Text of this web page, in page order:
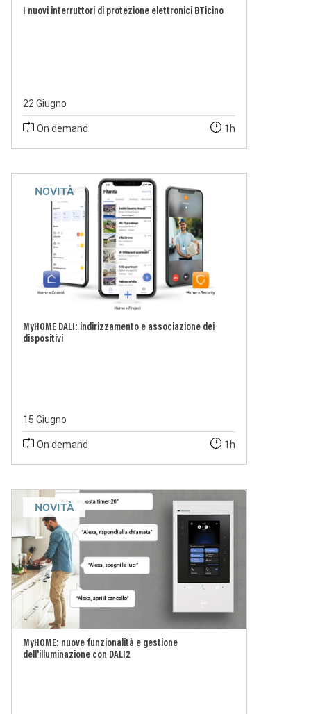
I nuovi interruttori di protezione elettronici BTicino
22 Giugno
On demand
1h
NOVITÀ
MyHOME DALI: indirizzamento e associazione dei
dispositivi
15 Giugno
On demand
1h
NOVITÀ
MyHOME: nuove funzionalità e gestione
dell'illuminazione con DALI2